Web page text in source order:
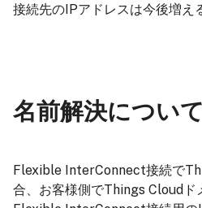
接続先のIPアドレスは今後増え
名前解決について
Flexible InterConnect接続で
合、お客様側でThings Cloudド